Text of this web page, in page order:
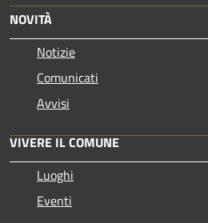
NOVITÀ
Notizie
Comunicati
Avvisi
VIVERE IL COMUNE
Luoghi
Eventi